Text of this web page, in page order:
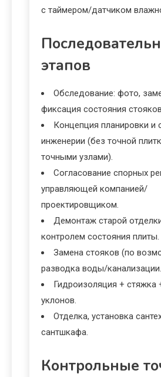
с таймером/датчиком
этапов
Обследование: фото,
фиксация состояния
Концепция планировки и
инженерии (без точной
точными узлами).
Согласование спорных
управляющей компанией/
проектировщиком.
Демонтаж старой
контролем состояния плиты.
Замена стояков (по
разводка воды/канализации.
Гидроизоляция + стяжка
уклонов.
Отделка, установка
сантшкафа.
Контрольные